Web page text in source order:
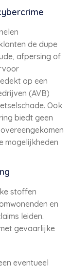
de dupe
afpersing of
op een
(AVB)
Ook
biedt geen
mogelijkheden
stoffen
en
leiden.
gevaarlijke
eventueel